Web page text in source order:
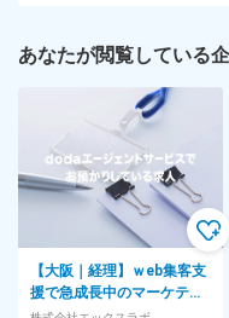
あなたが閲覧している
【大阪｜経理】ｗeb集客支
援で急成長中のマーケティ
ング企業／出社時間選択制